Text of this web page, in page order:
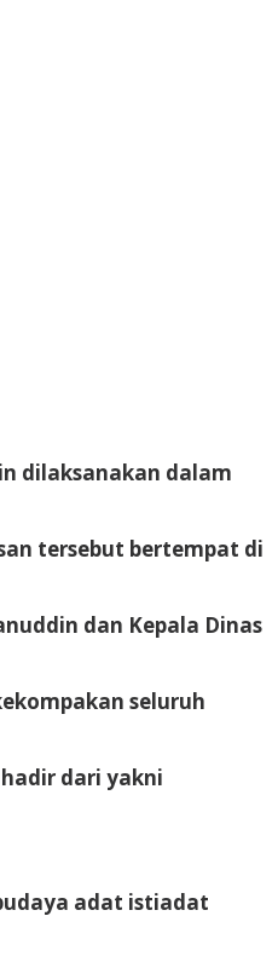
dilaksanakan dalam
tersebut bertempat di
dan Kepala Dinas
seluruh
dari yakni
adat istiadat